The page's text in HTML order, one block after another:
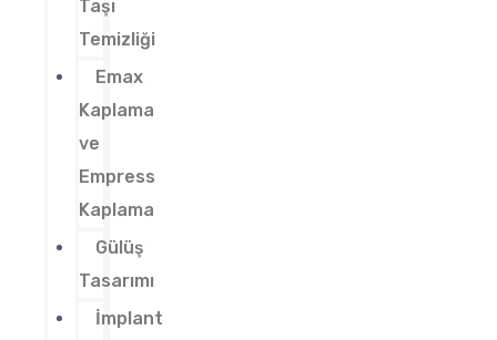
Taşı
Temizliği
Emax
Kaplama
ve
Empress
Kaplama
Gülüş
Tasarımı
İmplant